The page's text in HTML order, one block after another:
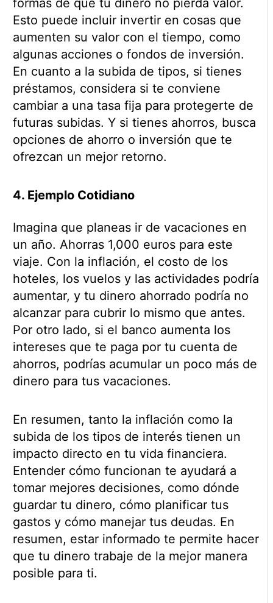
formas de que tu dinero no pierda valor.
Esto puede incluir invertir en cosas que
aumenten su valor con el tiempo, como
algunas acciones o fondos de inversión.
En cuanto a la subida de tipos, si tienes
préstamos, considera si te conviene
cambiar a una tasa fija para protegerte de
futuras subidas. Y si tienes ahorros, busca
opciones de ahorro o inversión que te
ofrezcan un mejor retorno.
4. Ejemplo Cotidiano
Imagina que planeas ir de vacaciones en
un año. Ahorras 1,000 euros para este
viaje. Con la inflación, el costo de los
hoteles, los vuelos y las actividades podría
aumentar, y tu dinero ahorrado podría no
alcanzar para cubrir lo mismo que antes.
Por otro lado, si el banco aumenta los
intereses que te paga por tu cuenta de
ahorros, podrías acumular un poco más de
dinero para tus vacaciones.
En resumen, tanto la inflación como la
subida de los tipos de interés tienen un
impacto directo en tu vida financiera.
Entender cómo funcionan te ayudará a
tomar mejores decisiones, como dónde
guardar tu dinero, cómo planificar tus
gastos y cómo manejar tus deudas. En
resumen, estar informado te permite hacer
que tu dinero trabaje de la mejor manera
posible para ti.